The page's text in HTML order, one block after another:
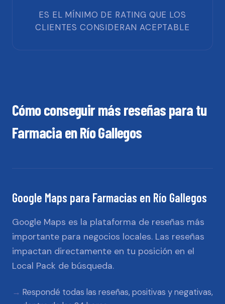
ES EL MÍNIMO DE RATING QUE LOS
CLIENTES CONSIDERAN ACEPTABLE
Cómo conseguir más reseñas para tu
FarmaciaenRío Gallegos
Google Maps para Farmacias en Río Gallegos
Google Maps es la plataforma de reseñas más
importante para negocios locales. Las reseñas
impactan directamente en tu posición en el
Local Pack de búsqueda.
Respondé todas las reseñas, positivas y negativas,